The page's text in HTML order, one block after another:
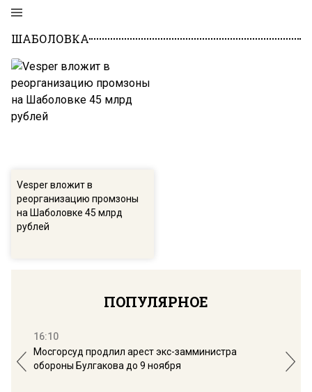
ШАБОЛОВКА
Vesper вложит в
реорганизацию промзоны
на Шаболовке 45 млрд
рублей
ПОПУЛЯРНОЕ
16:10
Мосгорсуд продлил арест экс-замминистра
обороны Булгакова до 9 ноября